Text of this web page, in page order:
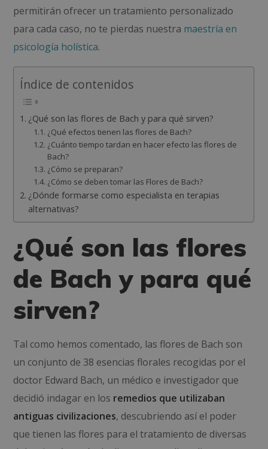
permitirán ofrecer un tratamiento personalizado
para cada caso, no te pierdas nuestra maestría en
psicología holística.
Índice de contenidos
¿Qué son las flores de Bach y para qué sirven?
¿Qué efectos tienen las flores de Bach?
¿Cuánto tiempo tardan en hacer efecto las flores de
Bach?
¿Cómo se preparan?
¿Cómo se deben tomar las Flores de Bach?
¿Dónde formarse como especialista en terapias
alternativas?
¿Qué son las flores
de Bach y para qué
sirven?
Tal como hemos comentado, las flores de Bach son
un conjunto de 38 esencias florales recogidas por el
doctor Edward Bach, un médico e investigador que
decidió indagar en los remedios que utilizaban
antiguas civilizaciones, descubriendo así el poder
que tienen las flores para el tratamiento de diversas